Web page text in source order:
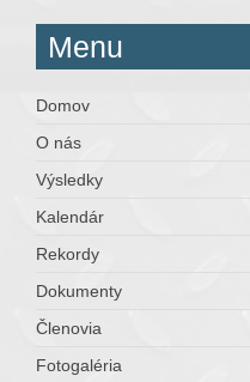
Menu
Domov
O nás
Výsledky
Kalendár
Rekordy
Dokumenty
Členovia
Fotogaléria